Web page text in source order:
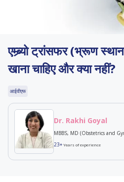
एम्ब्र्यो ट्रांसफर (भ्रूण
खाना चाहिए और क्या नहीं?
आईवीएफ
Dr. Rakhi Goyal
MBBS, MD (Obstetrics and
23+Years of experience